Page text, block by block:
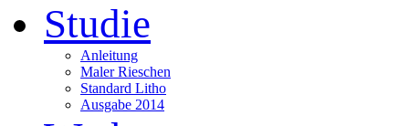
Studie
Anleitung
Maler Rieschen
Standard Litho
Ausgabe 2014